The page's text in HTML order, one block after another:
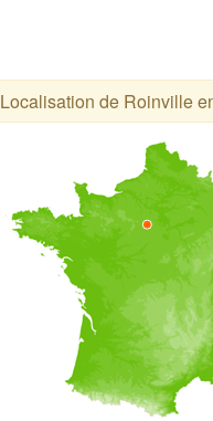
Localisation de Roinville